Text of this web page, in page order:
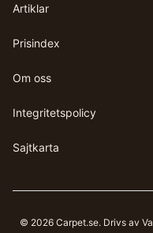
Artiklar
Prisindex
Om oss
Integritetspolicy
Sajtkarta
© 2026 Carpet.se. Drivs av